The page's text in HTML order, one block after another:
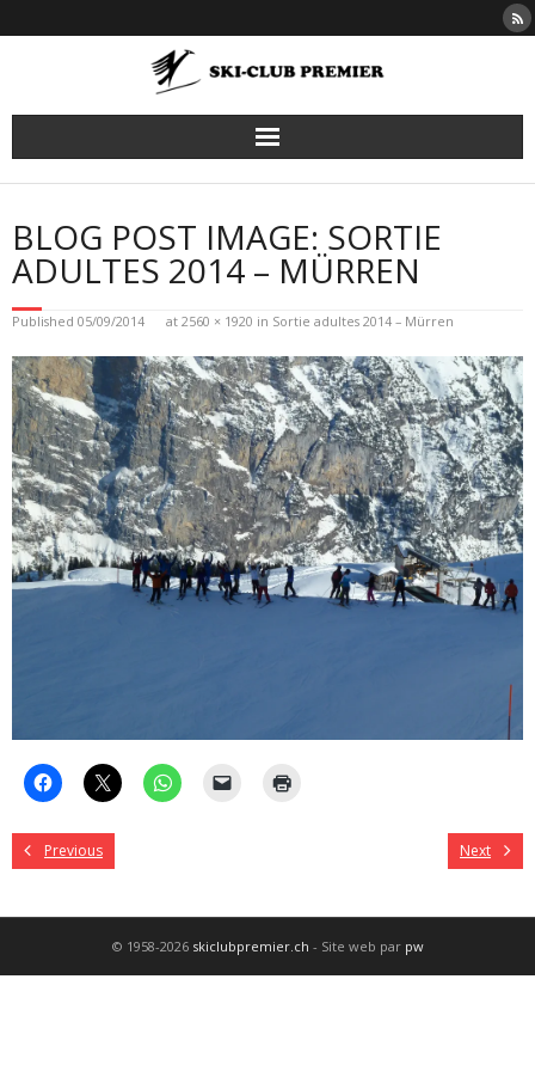
to
BLOG POST IMAGE: SORTIE
ADULTES 2014 – MÜRREN
Published 05/09/2014 at 2560 × 1920 in Sortie adultes 2014 – Mürren
Previous Next
© 1958-2026 skiclubpremier.ch - Site web par pw